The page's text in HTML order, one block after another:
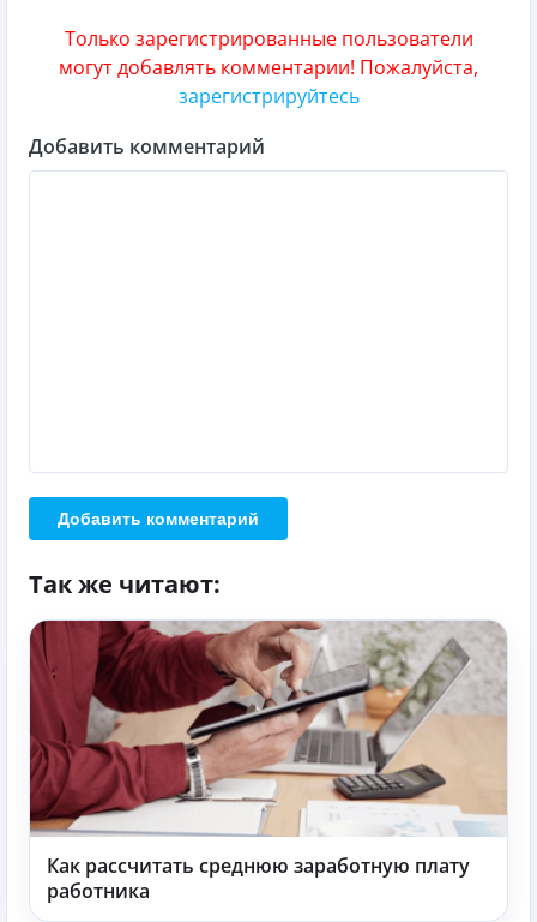
Только зарегистрированные пользователи
могут добавлять комментарии! Пожалуйста,
зарегистрируйтесь
Добавить комментарий
Добавить комментарий
Так же читают:
Как рассчитать среднюю заработную плату
работника